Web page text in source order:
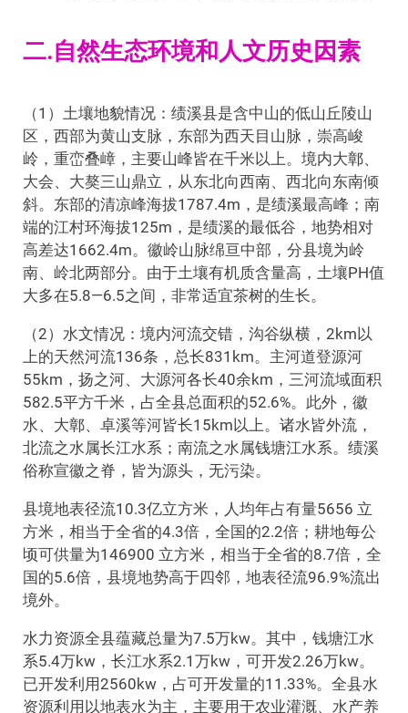
二.自然生态环境和人文历史因素
（1）土壤地貌情况：绩溪县是含中山的低山丘陵山
区，西部为黄山支脉，东部为西天目山脉，崇高峻
岭，重峦叠嶂，主要山峰皆在千米以上。境内大鄣、
大会、大獒三山鼎立，从东北向西南、西北向东南倾
斜。东部的清凉峰海拔1787.4m，是绩溪最高峰；南
端的江村环海拔125m，是绩溪的最低谷，地势相对
高差达1662.4m。徽岭山脉绵亘中部，分县境为岭
南、岭北两部分。由于土壤有机质含量高，土壤PH值
大多在5.8—6.5之间，非常适宜茶树的生长。
（2）水文情况：境内河流交错，沟谷纵横，2km以
上的天然河流136条，总长831km。主河道登源河
55km，扬之河、大源河各长40余km，三河流域面积
582.5平方千米，占全县总面积的52.6%。此外，徽
水、大鄣、卓溪等河皆长15km以上。诸水皆外流，
北流之水属长江水系；南流之水属钱塘江水系。绩溪
俗称宣徽之脊，皆为源头，无污染。
县境地表径流10.3亿立方米，人均年占有量5656 立
方米，相当于全省的4.3倍，全国的2.2倍；耕地每公
顷可供量为146900 立方米，相当于全省的8.7倍，全
国的5.6倍，县境地势高于四邻，地表径流96.9%流出
境外。
水力资源全县蕴藏总量为7.5万kw。其中，钱塘江水
系5.4万kw，长江水系2.1万kw，可开发2.26万kw。
已开发利用2560kw，占可开发量的11.33%。全县水
资源利用以地表水为主，主要用于农业灌溉、水产养